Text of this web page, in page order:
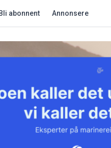
Bli abonnent Annonsere